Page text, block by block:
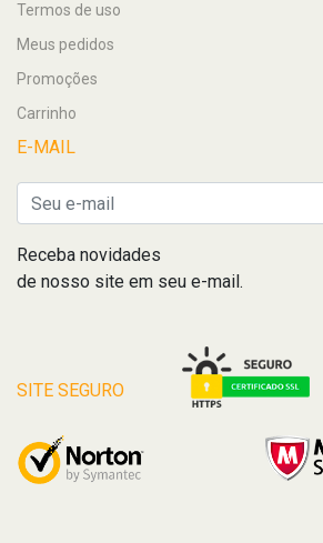
Termos de uso
Meus pedidos
Promoções
Carrinho
E-MAIL
Receba novidades
de nosso site em seu e-mail.
SITE SEGURO